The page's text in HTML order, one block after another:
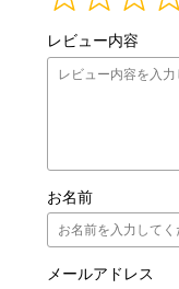
レビュー内容
お名前
メールアドレス